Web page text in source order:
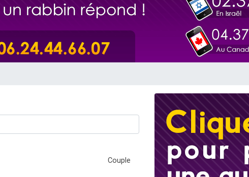
sur WhatsApp
sur WhatsApp
sur WhatsApp
Couple